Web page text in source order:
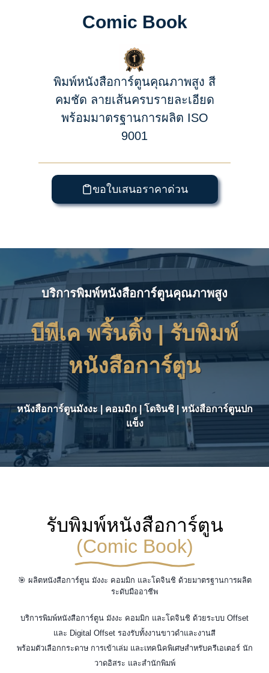
Comic Book
พิมพ์หนังสือการ์ตูนคุณภาพสูง สี
คมชัด ลายเส้นครบรายละเอียด
พร้อมมาตรฐานการผลิต ISO
9001
ขอใบเสนอราคาด่วน
บริการพิมพ์หนังสือการ์ตูนคุณภาพสูง
บีพีเค พริ้นติ้ง |รับพิมพ์
หนังสือการ์ตูน
หนังสือการ์ตูนมังงะ | คอมมิก | โดจินชิ | หนังสือการ์ตูนปก
แข็ง
รับพิมพ์หนังสือการ์ตูน
(Comic Book)
🎯 ผลิตหนังสือการ์ตูน มังงะ คอมมิก และโดจินชิ ด้วยมาตรฐานการผลิต
ระดับมืออาชีพ
บริการพิมพ์หนังสือการ์ตูน มังงะ คอมมิก และโดจินชิ ด้วยระบบ Offset
และ Digital Offset รองรับทั้งงานขาวดำและงานสี
พร้อมตัวเลือกกระดาษ การเข้าเล่ม และเทคนิคพิเศษสำหรับครีเอเตอร์ นัก
วาดอิสระ และสำนักพิมพ์